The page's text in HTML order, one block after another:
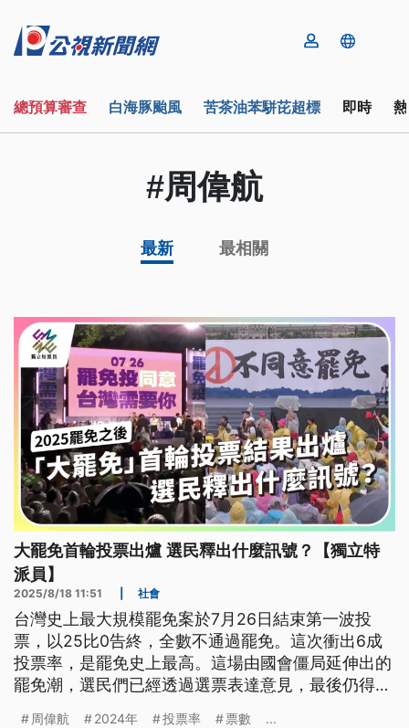
總預算審查 白海豚颱風 苦茶油苯駢芘超標 即時
#周偉航
最新 最相關
大罷免首輪投票出爐 選民釋出什麼訊號？【獨立特
派員】
2025/8/18 11:51 社會
台灣史上最大規模罷免案於7月26日結束第一波投
票，以25比0告終，全數不通過罷免。這次衝出6成
投票率，是罷免史上最高。這場由國會僵局延伸出的
罷免潮，選民們已經透過選票表達意見，最後仍得回
周偉航 2024年 投票率 票數 ...